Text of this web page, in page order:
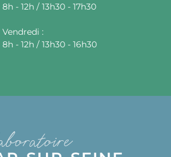
8h - 12h / 13h30 - 17h30
Vendredi :
8h - 12h / 13h30 - 16h30